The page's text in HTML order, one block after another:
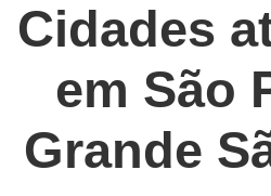
Cidades
em São
Grande